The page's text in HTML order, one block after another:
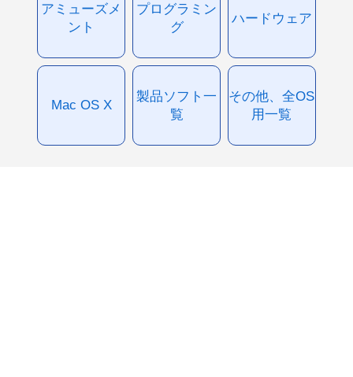
アミューズメ
ント
プログラミン
グ
ハードウェア
Mac OS X
製品ソフト一
覧
その他、全OS
用一覧